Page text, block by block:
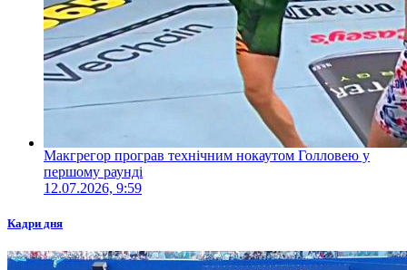
Макгрегор програв технічним нокаутом Голловею у
першому раунді
12.07.2026, 9:59
Кадри дня